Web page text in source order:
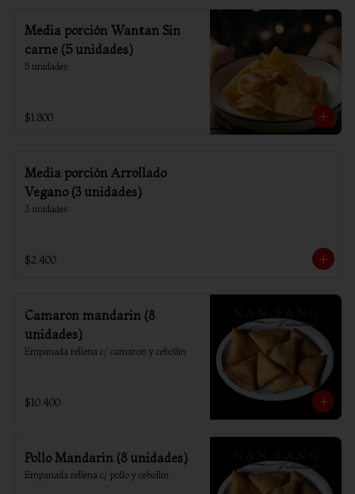
Media porción Wantan Sin
carne (5 unidades)
5 unidades
$1.800
Media porción Arrollado
Vegano (3 unidades)
3 unidades
$2.400
Camaron mandarin (8
unidades)
Empanada rellena c/ camaron y cebollin
$10.400
Pollo Mandarin (8 unidades)
Empanada rellena c/ pollo y cebollin